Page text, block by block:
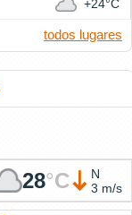
+24°C
todos lugares
28°C
N
3 m/s